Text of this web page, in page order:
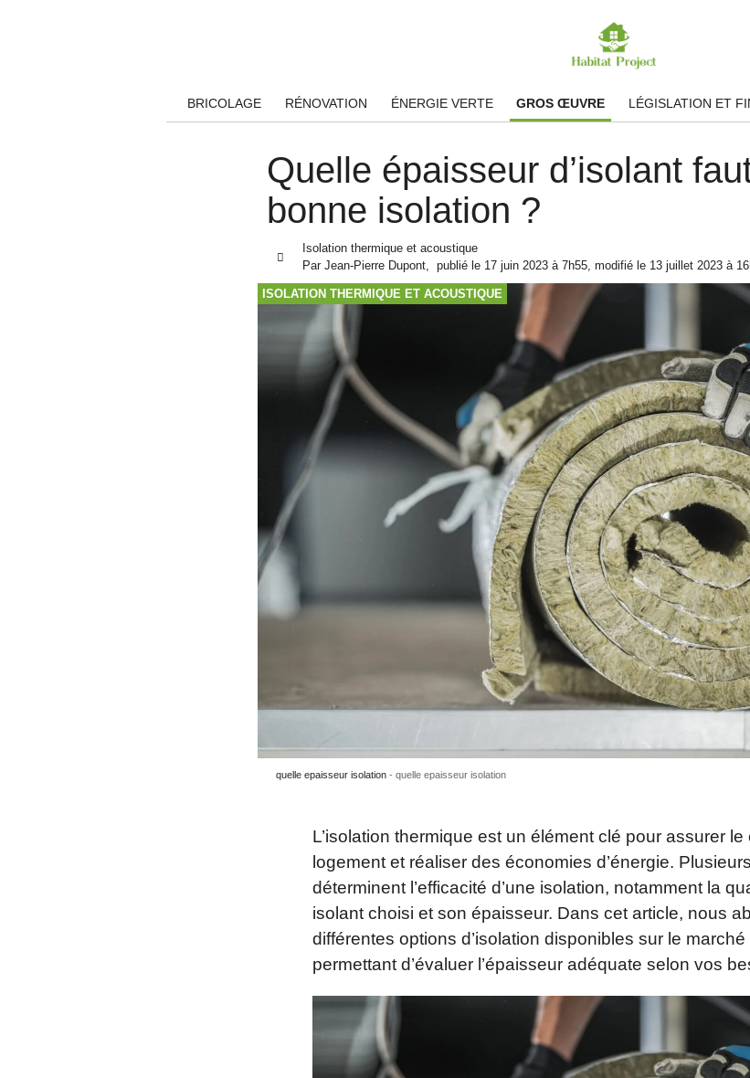
BRICOLAGE RÉNOVATION ÉNERGIE VERTE GROS ŒUVRE LÉGISLATION ET
Quelle épaisseur d’isolant
bonne isolation ?
Isolation thermique et acoustique
Par Jean-Pierre Dupont, publié le 17 juin 2023 à 7h55, modifié le 13 juillet 2023 à
ISOLATION THERMIQUE ET ACOUSTIQUE
quelle epaisseur isolation quelle epaisseur isolation
L’isolation thermique est un élément clé pour assurer
logement et réaliser des économies d’énergie.
déterminent l’efficacité d’une isolation, notamment la
isolant choisi et son épaisseur. Dans cet article, nous
différentes options d’isolation disponibles sur le
permettant d’évaluer l’épaisseur adéquate selon vos